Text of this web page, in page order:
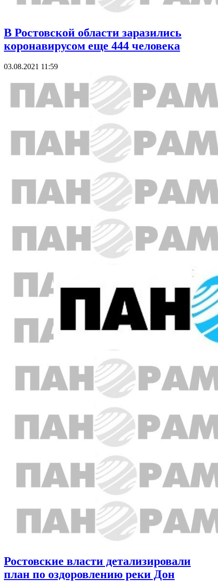
В Ростовской области заразились
коронавирусом еще 444 человека
03.08.2021 11:59
Ростовские власти детализировали
план по оздоровлению реки Дон